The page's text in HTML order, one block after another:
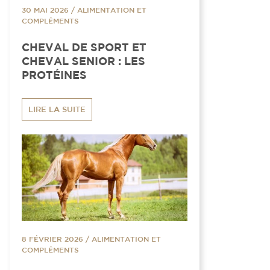
30 MAI 2026 / ALIMENTATION ET
COMPLÉMENTS
CHEVAL DE SPORT ET
CHEVAL SENIOR : LES
PROTÉINES
LIRE LA SUITE
8 FÉVRIER 2026 / ALIMENTATION ET
COMPLÉMENTS